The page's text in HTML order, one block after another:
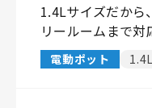
1.4Lサイズだから
リールームまで対
電動ポット 1.4L